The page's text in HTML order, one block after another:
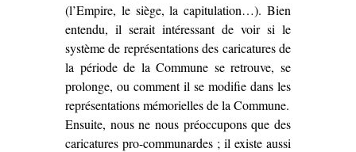
(l’Empire, le siège, la capitulation…). Bien
entendu, il serait intéressant de voir si le
système de représentations des caricatures de
la période de la Commune se retrouve, se
prolonge, ou comment il se modifie dans les
représentations mémorielles de la Commune.
Ensuite, nous ne nous préoccupons que des
caricatures pro-communardes ; il existe aussi